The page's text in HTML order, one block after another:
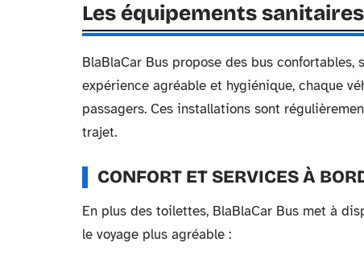
Les équipements
BlaBlaCar Bus propose des bus
expérience agréable et hygiénique, chaque
passagers. Ces installations sont
trajet.
CONFORT ET SERVICES À
En plus des toilettes, BlaBlaCar Bus met à
le voyage plus agréable :